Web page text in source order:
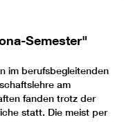
Semester"
im berufsbegleitenden
am
fanden trotz der
statt. Die meist per